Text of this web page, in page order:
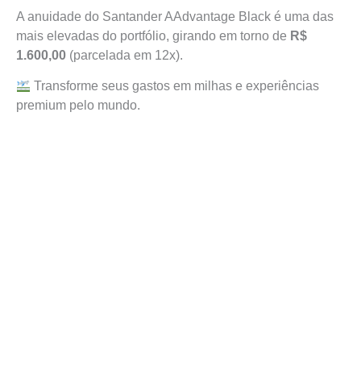
A anuidade do Santander AAdvantage Black é uma das
mais elevadas do portfólio, girando em torno de R$
1.600,00 (parcelada em 12x).
Transforme seus gastos em milhas e experiências
premium pelo mundo.